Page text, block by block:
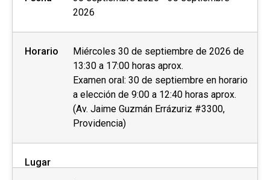
2026
Horario
Miércoles 30 de septiembre de 2026 de
13:30 a 17:00 horas aprox.
Examen oral: 30 de septiembre en horario
a elección de 9:00 a 12:40 horas aprox.
(Av. Jaime Guzmán Errázuriz #3300,
Providencia)
Lugar